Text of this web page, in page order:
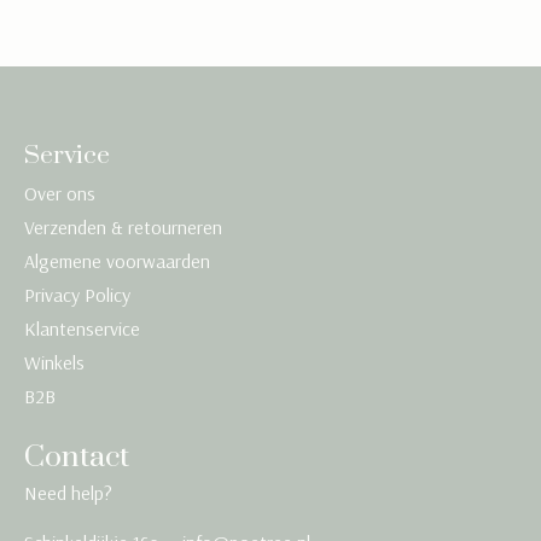
Service
Over ons
Verzenden & retourneren
Algemene voorwaarden
Privacy Policy
Klantenservice
Winkels
B2B
Contact
Need help?